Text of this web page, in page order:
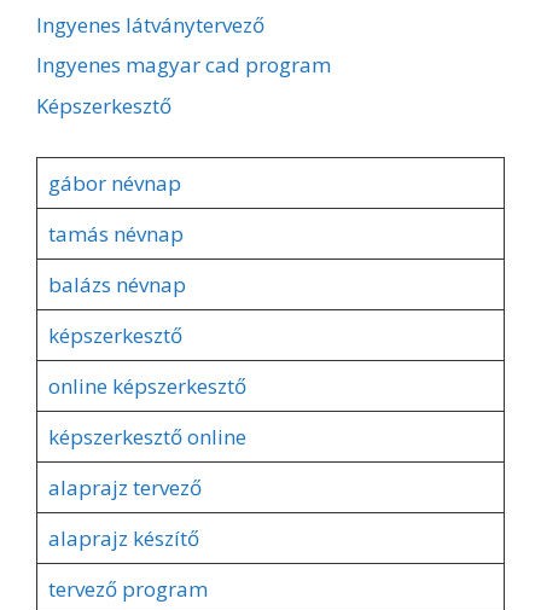
Ingyenes látványtervező
Ingyenes magyar cad program
Képszerkesztő
gábor névnap
tamás névnap
balázs névnap
képszerkesztő
online képszerkesztő
képszerkesztő online
alaprajz tervező
alaprajz készítő
tervező program